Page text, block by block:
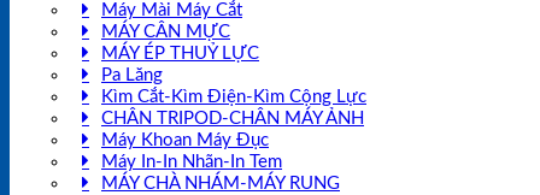
Máy Mài Máy Cắt
MÁY CÂN MỰC
MÁY ÉP THUỶ LỰC
Pa Lăng
Kìm Cắt-Kìm Điện-Kìm Cộng Lực
CHÂN TRIPOD-CHÂN MÁY ẢNH
Máy Khoan Máy Đục
Máy In-In Nhãn-In Tem
MÁY CHÀ NHÁM-MÁY RUNG